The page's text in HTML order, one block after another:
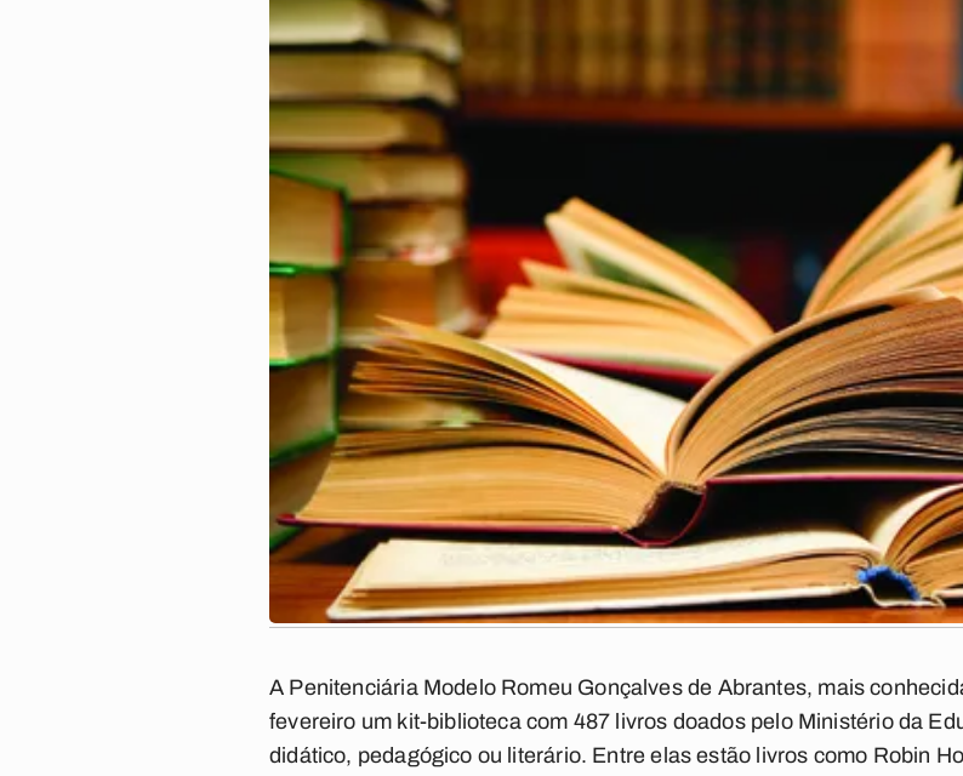
A Penitenciária Modelo Romeu Gonçalves de Abrantes, mais
fevereiro um kit-biblioteca com 487 livros doados pelo Ministério da
didático, pedagógico ou literário. Entre elas estão livros como Robin